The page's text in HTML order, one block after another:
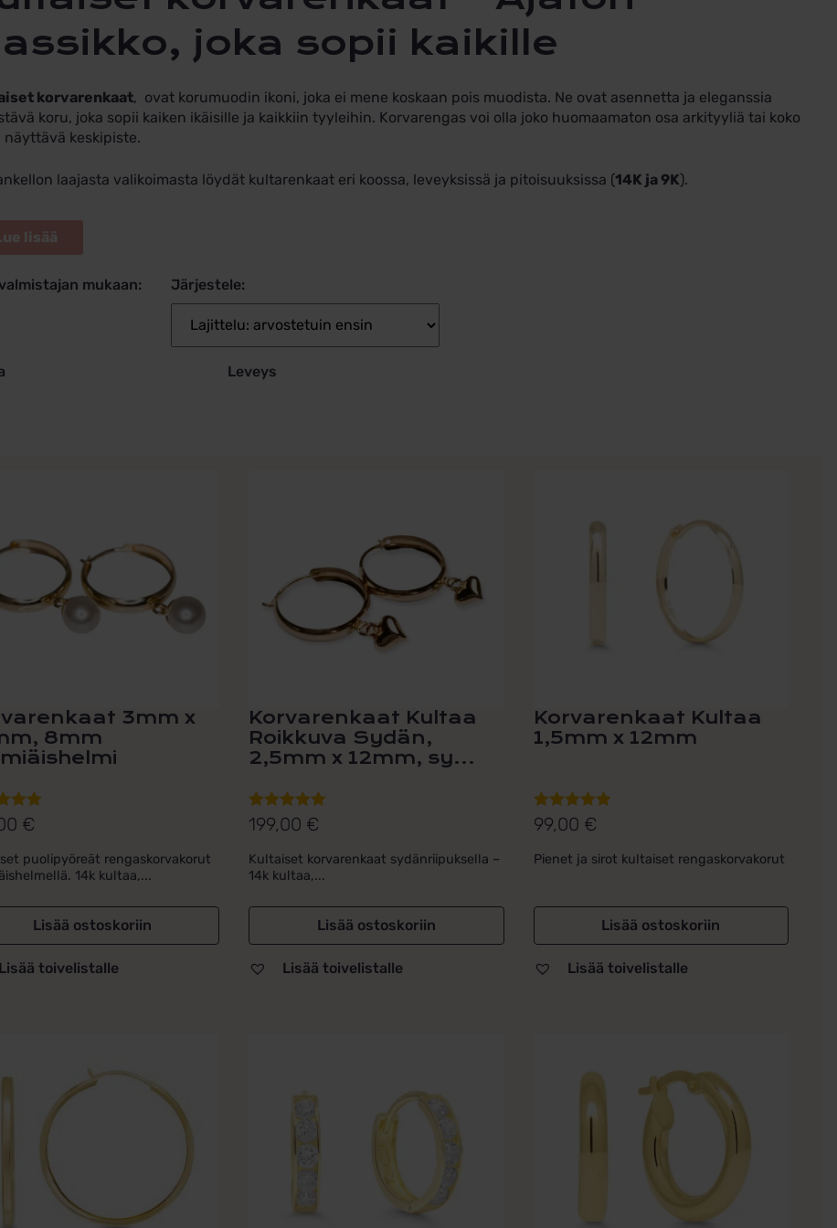
joka sopii kaikille
korvarenkaat, ovat korumuodin ikoni, joka ei mene koskaan pois muodista. Ne ovat asennetta ja eleganssia
koru, joka sopii kaiken ikäisille ja kaikkiin tyyleihin. Korvarengas voi olla joko huomaamaton osa arkityyliä tai koko
näyttävä keskipiste.
laajasta valikoimasta löydät kultarenkaat eri koossa, leveyksissä ja pitoisuuksissa (14K ja 9K).
mukaan: Järjestele:
Leveys
3mm x
8mm
€
puolipyöreät rengaskorvakorut
14k kultaa,...
Lisää ostoskoriin
Lisää toivelistalle
Korvarenkaat Kultaa
Roikkuva Sydän,
2,5mm x 12mm, sy...
Arvostelu
5.00/ 5
199,00 €
Kultaiset korvarenkaat sydänriipuksella –
14k kultaa,...
Lisää ostoskoriin
Lisää toivelistalle
Korvarenkaat Kultaa
1,5mm x 12mm
Arvostelu
5.00/ 5
99,00 €
Pienet ja sirot kultaiset rengaskorvakorut
Lisää ostoskoriin
Lisää toivelistalle